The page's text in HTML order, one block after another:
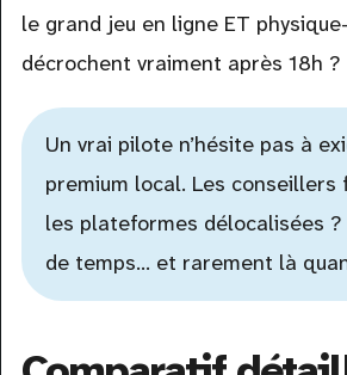
le grand jeu en ligne ET
décrochent vraiment après 18h ?
Un vrai pilote n’hésite pas à
premium local. Les conseillers
les plateformes délocalisées
de temps… et rarement là